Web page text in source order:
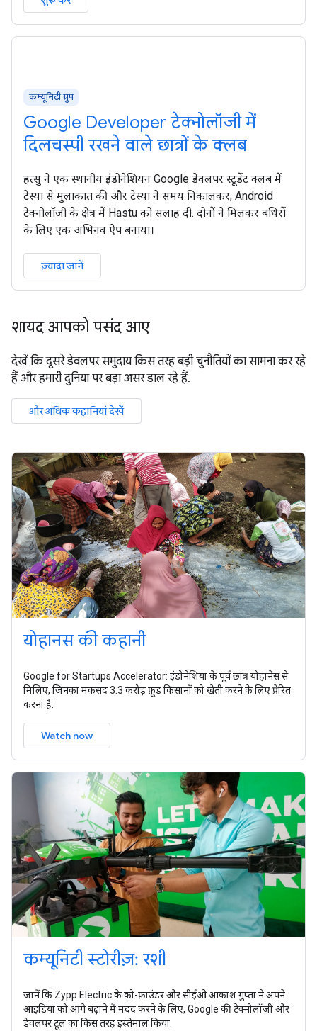
कम्यूनिटी ग्रुप
Google Developer टेक्नोलॉजी में
दिलचस्पी रखने वाले छात्रों के क्लब
हत्सु ने एक स्थानीय इंडोनेशियन Google डेवलपर स्टूडेंट क्लब में
टेस्या से मुलाकात की और टेस्या ने समय निकालकर, Android
टेक्नोलॉजी के क्षेत्र में Hastu को सलाह दी. दोनों ने मिलकर बधिरों
के लिए एक अभिनव ऐप बनाया।
ज़्यादा जानें
शायद आपको पसंद आए
देखें कि दूसरे डेवलपर समुदाय किस तरह बड़ी चुनौतियों का सामना कर रहे
हैं और हमारी दुनिया पर बड़ा असर डाल रहे हैं.
और अधि‍क कहानियां देखें
योहानस की कहानी
Google for Startups Accelerator: इंडोनेशिया के पूर्व छात्र योहानेस से
मिलिए, जिनका मकसद 3.3 करोड़ फ़ूड किसानों को खेती करने के लिए प्रेरित
करना है.
Watch now
कम्यूनिटी स्टोरीज़: रशी
जानें कि Zypp Electric के को-फ़ाउंडर और सीईओ आकाश गुप्ता ने अपने
आइडिया को आगे बढ़ाने में मदद करने के लिए, Google की टेक्नोलॉजी और
डेवलपर टूल का किस तरह इस्तेमाल किया.